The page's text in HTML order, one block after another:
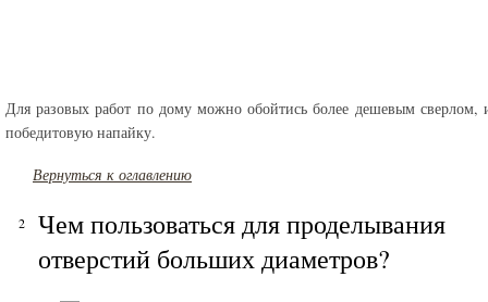
Для разовых работ по дому можно обойтись более дешевым
победитовую напайку.
Вернуться к оглавлению
Чем пользоваться для проделывания
отверстий больших диаметров?